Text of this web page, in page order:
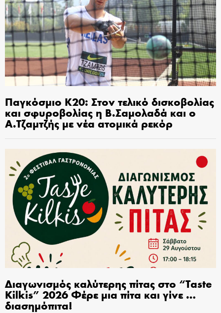
Παγκόσμιο Κ20: Στον τελικό δισκοβολίας
και σφυροβολίας η Β.Σαμολαδά και ο
Α.Τζαμτζής με νέα ατομικά ρεκόρ
Διαγωνισμός καλύτερης πίτας στο “Taste
Kilkis” 2026 Φέρε μια πίτα και γίνε …
διασημόπιτα!